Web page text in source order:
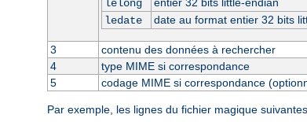
lelong
ledate
date au format entier 32 bits
3
contenu des données à rechercher
4
type MIME si correspondance
5
codage MIME si correspondance
Par exemple, les lignes du fichier magique